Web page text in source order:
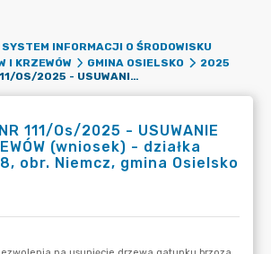
SYSTEM INFORMACJI O ŚRODOWISKU
I KRZEWÓW
GMINA OSIELSKO
2025
KARTA SIOS NR 111/OS/2025 - USUWANIE DRZEW I KRZEWÓW (WNIOSEK) - DZIAŁKA EWID. NR 31/18, OBR. NIEMCZ, GMINA OSIELSKO
111/Os/2025 - USUWANIE
(wniosek) - działka
obr. Niemcz, gmina Osielsko